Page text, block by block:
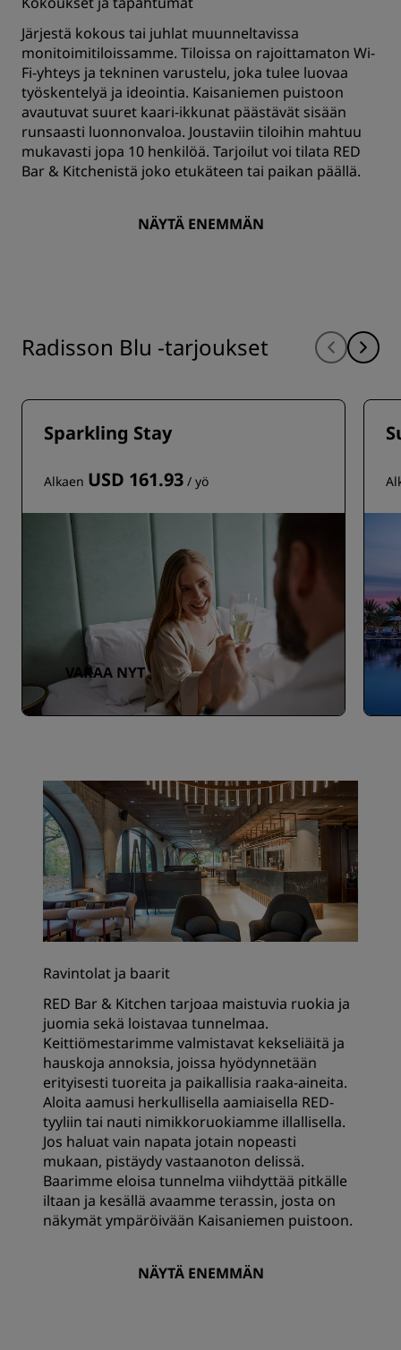
Järjestä kokous tai juhlat muunneltavissa
monitoimitiloissamme. Tiloissa on rajoittamaton Wi-
Fi-yhteys ja tekninen varustelu, joka tulee luovaa
työskentelyä ja ideointia. Kaisaniemen puistoon
avautuvat suuret kaari-ikkunat päästävät sisään
runsaasti luonnonvaloa. Joustaviin tiloihin mahtuu
mukavasti jopa 10 henkilöä. Tarjoilut voi tilata RED
Bar & Kitchenistä joko etukäteen tai paikan päällä.
NÄYTÄ ENEMMÄN
Radisson Blu -tarjoukset
Sparkling Stay
Alkaen USD 161.93 / yö
VARAA NYT
Ravintolat ja baarit
RED Bar & Kitchen tarjoaa maistuvia ruokia ja
juomia sekä loistavaa tunnelmaa.
Keittiömestarimme valmistavat kekseliäitä ja
hauskoja annoksia, joissa hyödynnetään
erityisesti tuoreita ja paikallisia raaka-aineita.
Aloita aamusi herkullisella aamiaisella RED-
tyyliin tai nauti nimikkoruokiamme illallisella.
Jos haluat vain napata jotain nopeasti
mukaan, pistäydy vastaanoton delissä.
Baarimme eloisa tunnelma viihdyttää pitkälle
iltaan ja kesällä avaamme terassin, josta on
näkymät ympäröivään Kaisaniemen puistoon.
NÄYTÄ ENEMMÄN